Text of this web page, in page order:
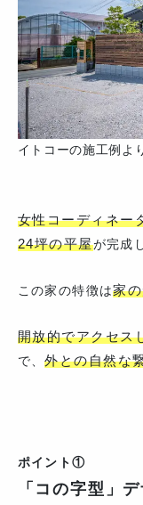
イトコーの施工例よ
女性コーディネー
24坪の平屋が完成
この家の特徴は家
開放的でアクセス
で、外との自然な
ポイント①
「コの字型」